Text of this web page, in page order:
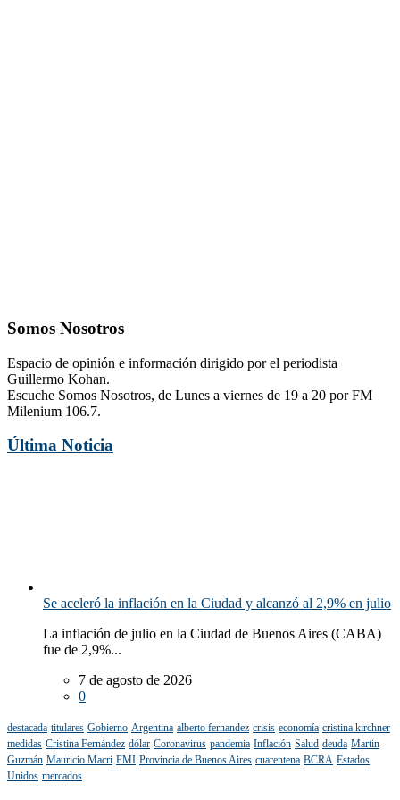
Somos Nosotros
Espacio de opinión e información dirigido por el periodista
Guillermo Kohan.
Escuche Somos Nosotros, de Lunes a viernes de 19 a 20 por FM
Milenium 106.7.
Última Noticia
Se aceleró la inflación en la Ciudad y alcanzó al 2,9% en julio
La inflación de julio en la Ciudad de Buenos Aires (CABA)
fue de 2,9%...
7 de agosto de 2026
0
destacada titulares Gobierno Argentina alberto fernandez crisis economía cristina kirchner
medidas Cristina Fernández dólar Coronavirus pandemia Inflación Salud deuda Martin
Guzmán Mauricio Macri FMI Provincia de Buenos Aires cuarentena BCRA Estados
Unidos mercados